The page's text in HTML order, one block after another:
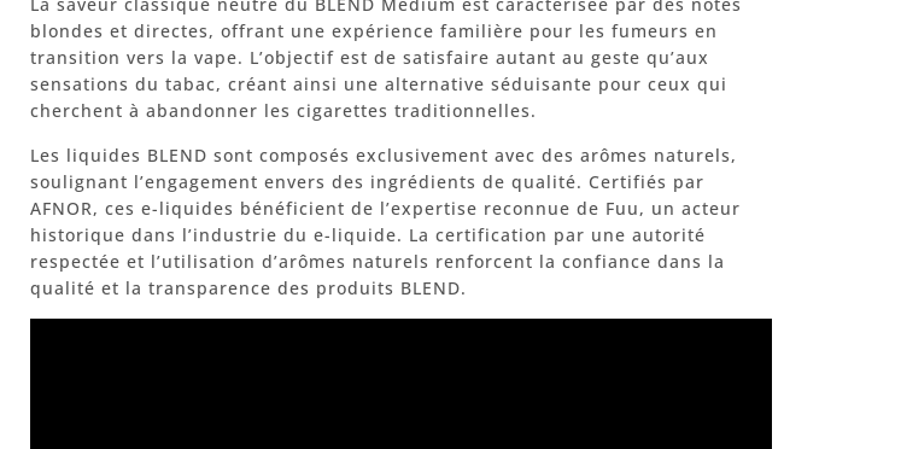
La saveur classique neutre du BLEND Medium est caractérisée par des notes
blondes et directes, offrant une expérience familière pour les fumeurs en
transition vers la vape. L’objectif est de satisfaire autant au geste qu’aux
sensations du tabac, créant ainsi une alternative séduisante pour ceux qui
cherchent à abandonner les cigarettes traditionnelles.
Les liquides BLEND sont composés exclusivement avec des arômes naturels,
soulignant l’engagement envers des ingrédients de qualité. Certifiés par
AFNOR, ces e-liquides bénéficient de l’expertise reconnue de Fuu, un acteur
historique dans l’industrie du e-liquide. La certification par une autorité
respectée et l’utilisation d’arômes naturels renforcent la confiance dans la
qualité et la transparence des produits BLEND.